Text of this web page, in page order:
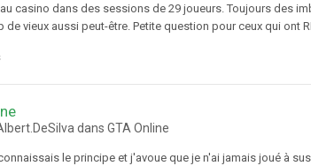
casino dans des sessions de 29 joueurs. Toujours des
vieux aussi peut-être. Petite question pour ceux qui ont
dans GTA Online
le principe et j'avoue que je n'ai jamais joué à